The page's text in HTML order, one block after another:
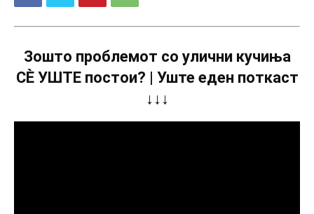
Зошто проблемот со улични кучиња
СÈ УШТЕ постои? | Уште еден поткаст
↓↓↓